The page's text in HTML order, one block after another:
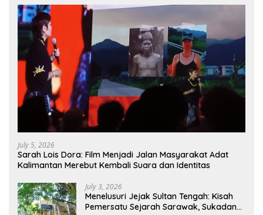
July 5, 2026
Sarah Lois Dora: Film Menjadi Jalan Masyarakat Adat
Kalimantan Merebut Kembali Suara dan Identitas
July 3, 2026
Menelusuri Jejak Sultan Tengah: Kisah
Pemersatu Sejarah Sarawak, Sukadana,